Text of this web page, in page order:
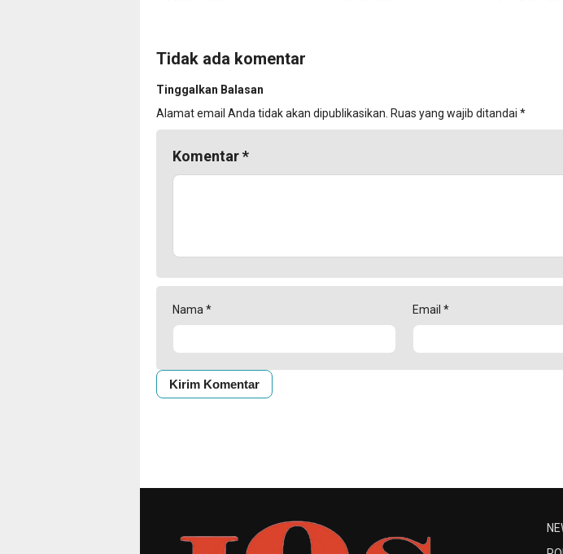
Tidak ada komentar
Tinggalkan Balasan
Alamat email Anda tidak akan dipublikasikan. Ruas yang wajib ditandai *
Komentar*
Nama * Email *